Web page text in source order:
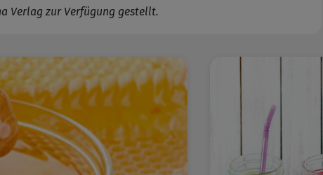
Verlag zur Verfügung gestellt.